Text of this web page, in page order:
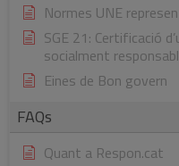
Normes UNE
SGE 21: Certificació
socialment
Eines de Bon govern
FAQs
Quant a Respon.cat